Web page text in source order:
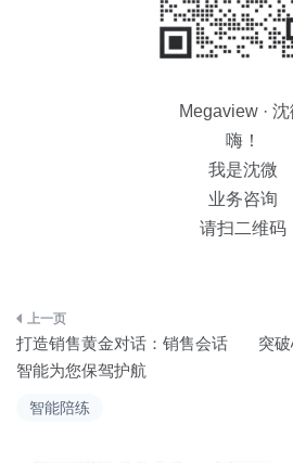
智能陪练
Megaview · 沈
嗨！
我是沈微
业务咨询
请扫二维码
文
章
导
打造销售黄金对话：销售会话
智能为您保驾护航
突